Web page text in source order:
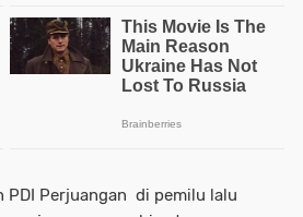
PDI Perjuangan di pemilu lalu